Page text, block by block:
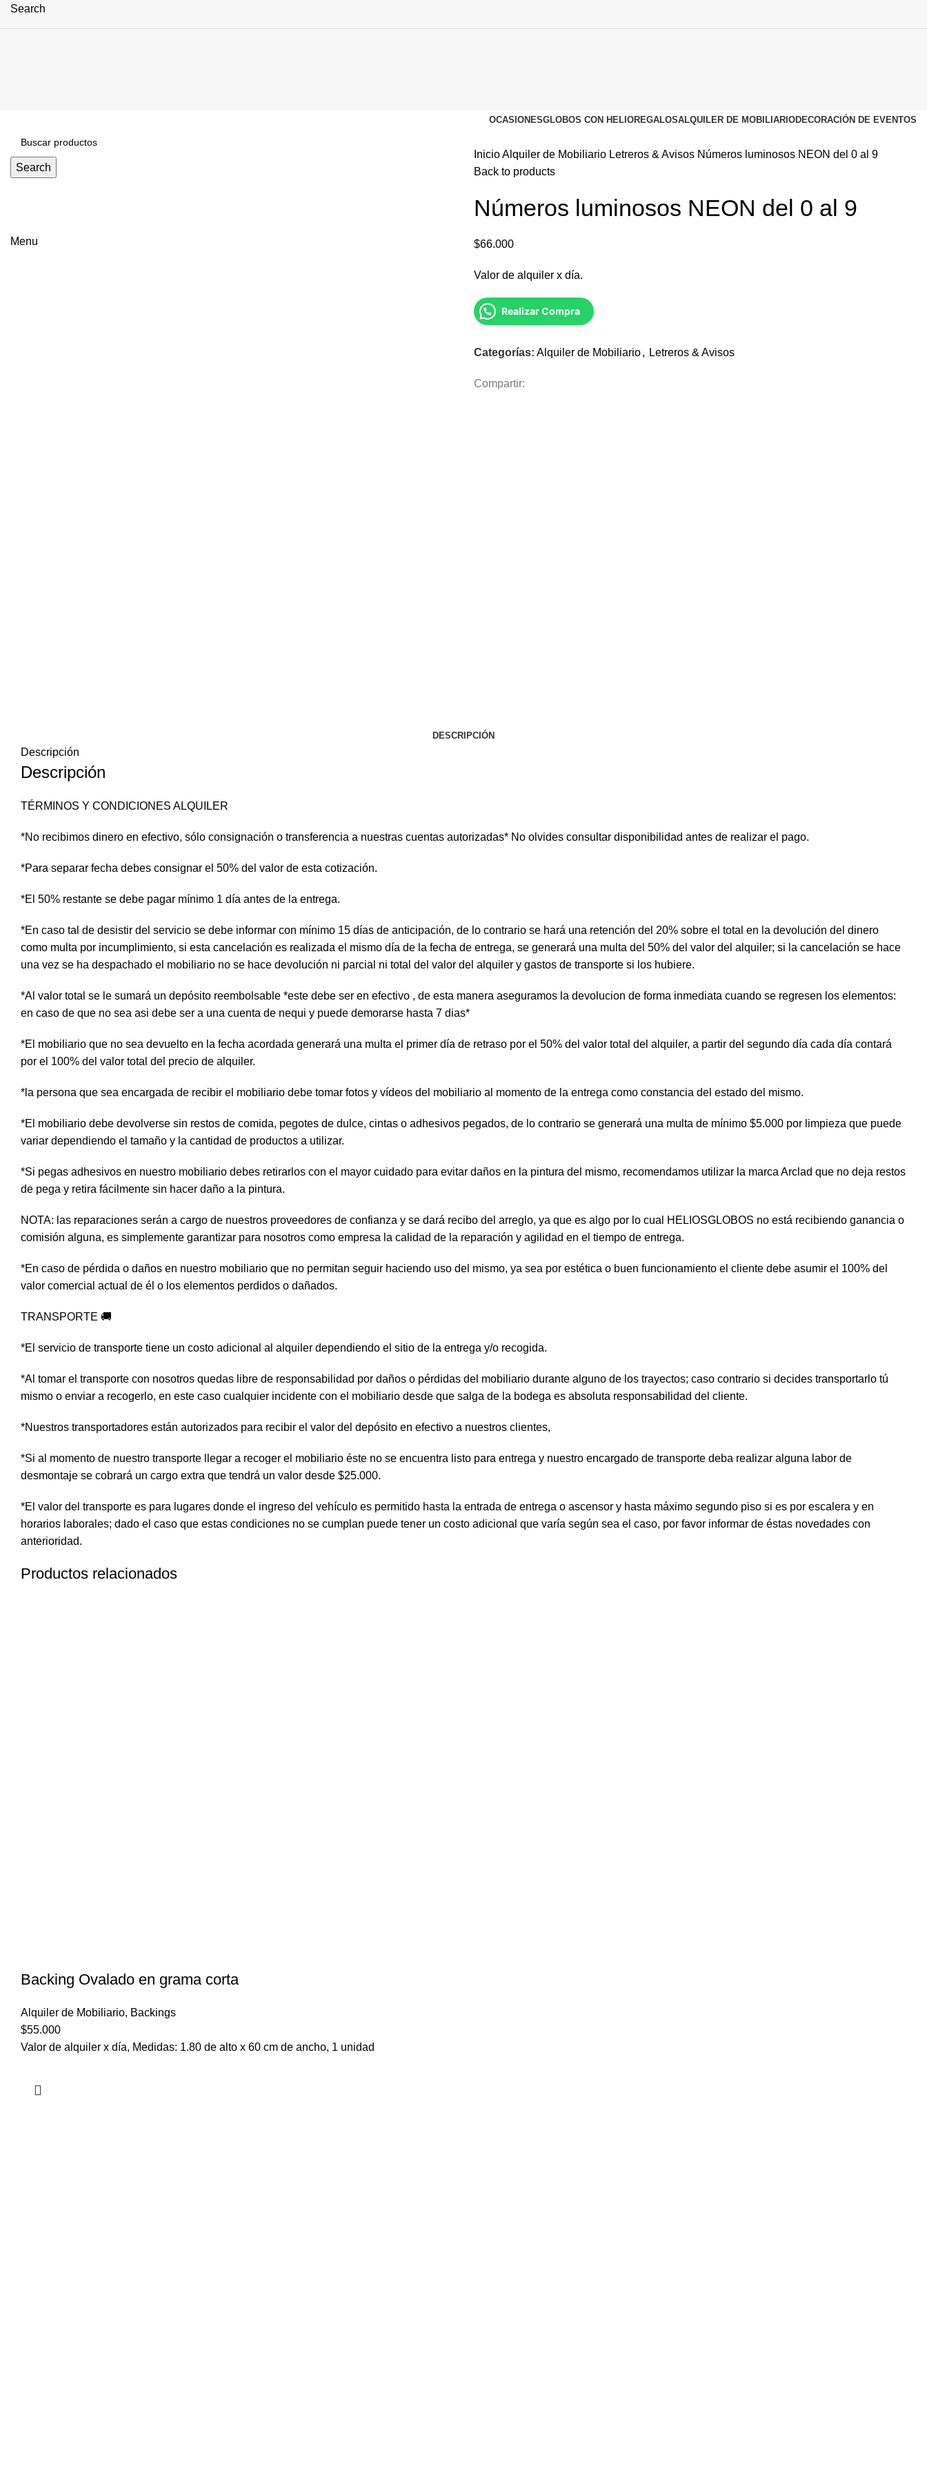
Search
Menu
OCASIONESGLOBOS CON HELIOREGALOSALQUILER DE MOBILIARIODECORACIÓN DE EVENTOS
Search
InicioAlquiler de Mobiliario Letreros & Avisos Números luminosos NEON del 0 al 9
Back to products
Números luminosos NEON del 0 al 9
$66.000
Valor de alquiler x día.
Realizar Compra
Categorías: Alquiler de Mobiliario, Letreros & Avisos
Compartir:
DESCRIPCIÓN
Descripción
Descripción
TÉRMINOS Y CONDICIONES ALQUILER
*No recibimos dinero en efectivo, sólo consignación o transferencia a nuestras cuentas autorizadas* No olvides consultar disponibilidad antes de realizar el pago.
*Para separar fecha debes consignar el 50% del valor de esta cotización.
*El 50% restante se debe pagar mínimo 1 día antes de la entrega.
*En caso tal de desistir del servicio se debe informar con mínimo 15 días de anticipación, de lo contrario se hará una retención del 20% sobre el total en la devolución del dinero
como multa por incumplimiento, si esta cancelación es realizada el mismo día de la fecha de entrega, se generará una multa del 50% del valor del alquiler; si la cancelación se hace
una vez se ha despachado el mobiliario no se hace devolución ni parcial ni total del valor del alquiler y gastos de transporte si los hubiere.
*Al valor total se le sumará un depósito reembolsable *este debe ser en efectivo , de esta manera aseguramos la devolucion de forma inmediata cuando se regresen los elementos:
en caso de que no sea asi debe ser a una cuenta de nequi y puede demorarse hasta 7 dias*
*El mobiliario que no sea devuelto en la fecha acordada generará una multa el primer día de retraso por el 50% del valor total del alquiler, a partir del segundo día cada día contará
por el 100% del valor total del precio de alquiler.
*la persona que sea encargada de recibir el mobiliario debe tomar fotos y vídeos del mobiliario al momento de la entrega como constancia del estado del mismo.
*El mobiliario debe devolverse sin restos de comida, pegotes de dulce, cintas o adhesivos pegados, de lo contrario se generará una multa de mínimo $5.000 por limpieza que puede
variar dependiendo el tamaño y la cantidad de productos a utilizar.
*Si pegas adhesivos en nuestro mobiliario debes retirarlos con el mayor cuidado para evitar daños en la pintura del mismo, recomendamos utilizar la marca Arclad que no deja restos
de pega y retira fácilmente sin hacer daño a la pintura.
NOTA: las reparaciones serán a cargo de nuestros proveedores de confianza y se dará recibo del arreglo, ya que es algo por lo cual HELIOSGLOBOS no está recibiendo ganancia o
comisión alguna, es simplemente garantizar para nosotros como empresa la calidad de la reparación y agilidad en el tiempo de entrega.
*En caso de pérdida o daños en nuestro mobiliario que no permitan seguir haciendo uso del mismo, ya sea por estética o buen funcionamiento el cliente debe asumir el 100% del
valor comercial actual de él o los elementos perdidos o dañados.
TRANSPORTE 🚚
*El servicio de transporte tiene un costo adicional al alquiler dependiendo el sitio de la entrega y/o recogida.
*Al tomar el transporte con nosotros quedas libre de responsabilidad por daños o pérdidas del mobiliario durante alguno de los trayectos; caso contrario si decides transportarlo tú
mismo o enviar a recogerlo, en este caso cualquier incidente con el mobiliario desde que salga de la bodega es absoluta responsabilidad del cliente.
*Nuestros transportadores están autorizados para recibir el valor del depósito en efectivo a nuestros clientes,
*Si al momento de nuestro transporte llegar a recoger el mobiliario éste no se encuentra listo para entrega y nuestro encargado de transporte deba realizar alguna labor de
desmontaje se cobrará un cargo extra que tendrá un valor desde $25.000.
*El valor del transporte es para lugares donde el ingreso del vehículo es permitido hasta la entrada de entrega o ascensor y hasta máximo segundo piso si es por escalera y en
horarios laborales; dado el caso que estas condiciones no se cumplan puede tener un costo adicional que varía según sea el caso, por favor informar de éstas novedades con
anterioridad.
Productos relacionados
Backing Ovalado en grama corta
Alquiler de Mobiliario, Backings
$55.000
Valor de alquiler x día, Medidas: 1.80 de alto x 60 cm de ancho, 1 unidad